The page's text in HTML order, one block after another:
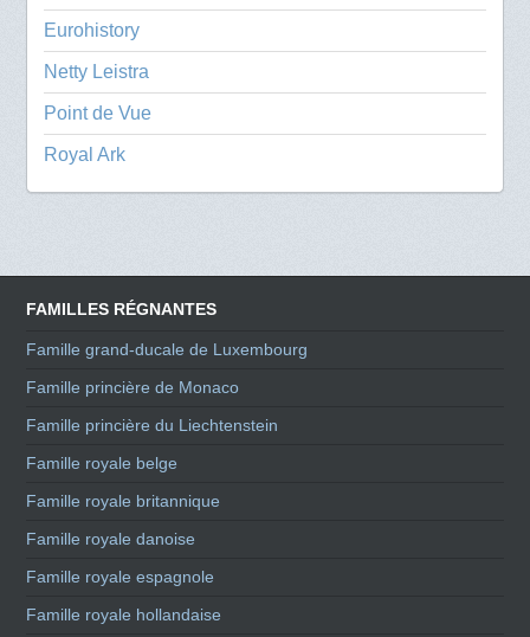
Eurohistory
Netty Leistra
Point de Vue
Royal Ark
FAMILLES RÉGNANTES
Famille grand-ducale de Luxembourg
Famille princière de Monaco
Famille princière du Liechtenstein
Famille royale belge
Famille royale britannique
Famille royale danoise
Famille royale espagnole
Famille royale hollandaise